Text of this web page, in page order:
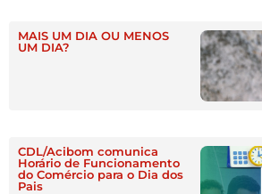
MAIS UM DIA OU MENOS
UM DIA?
CDL/Acibom comunica
Horário de Funcionamento
do Comércio para o Dia dos
Pais